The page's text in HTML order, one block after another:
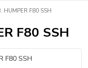
HUMPER F80 SSH
F80 SSH